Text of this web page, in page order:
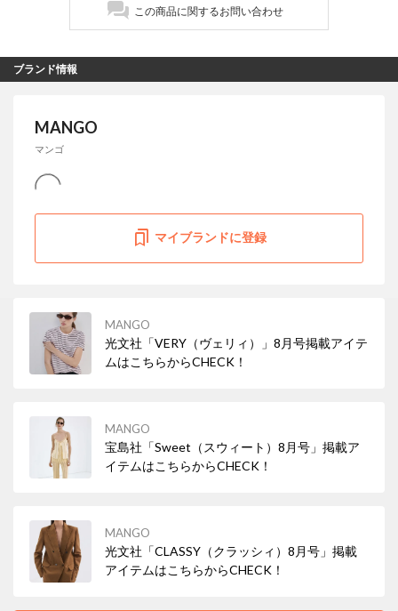
この商品に関するお問い合わせ
ブランド情報
MANGO
マンゴ
マイブランドに登録
MANGO
光文社「VERY（ヴェリィ）」8月号掲載アイテ
ムはこちらからCHECK！
MANGO
宝島社「Sweet（スウィート）8月号」掲載ア
イテムはこちらからCHECK！
MANGO
光文社「CLASSY（クラッシィ）8月号」掲載
アイテムはこちらからCHECK！